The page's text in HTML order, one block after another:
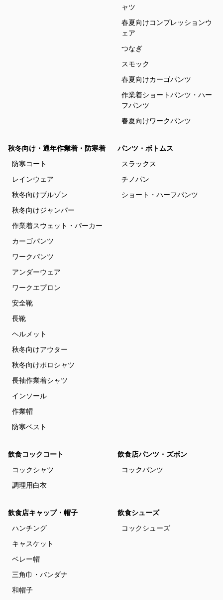
ャツ
春夏向けコンプレッションウ
ェア
つなぎ
スモック
春夏向けカーゴパンツ
作業着ショートパンツ・ハー
フパンツ
春夏向けワークパンツ
秋冬向け・通年作業着・防寒着
防寒コート
レインウェア
秋冬向けブルゾン
秋冬向けジャンパー
作業着スウェット・パーカー
カーゴパンツ
ワークパンツ
アンダーウェア
ワークエプロン
安全靴
長靴
ヘルメット
秋冬向けアウター
秋冬向けポロシャツ
長袖作業着シャツ
インソール
作業帽
防寒ベスト
パンツ・ボトムス
スラックス
チノパン
ショート・ハーフパンツ
飲食コックコート
コックシャツ
調理用白衣
飲食店パンツ・ズボン
コックパンツ
飲食店キャップ・帽子
ハンチング
キャスケット
ベレー帽
三角巾・バンダナ
和帽子
飲食シューズ
コックシューズ